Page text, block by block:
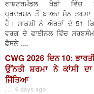
ਰਾਸ਼ਟਰਮੰਡਲ ਖੇਡਾਂ ਵਿੱਚ
ਪ੍ਰਦਰਸ਼ਨ ਤੋਂ ਬਾਅਦ ਸੋਨ ਤਗਮਾ
ਹੈ। ਸਾਕਸ਼ੀ ਨੇ ਔਰਤਾਂ ਦੇ 51
ਵਰਗ ਦੇ ਫਾਈਨਲ ਵਿੱਚ
ਫੈਸਲੇ ....
CWG 2026 ਦਿਨ 10:
ਉੱਨਤੀ ਸ਼ਰਮਾ ਨੇ ਕਾਂਸੀ
ਜਿੱਤਿਆ
. . . 6 days ago